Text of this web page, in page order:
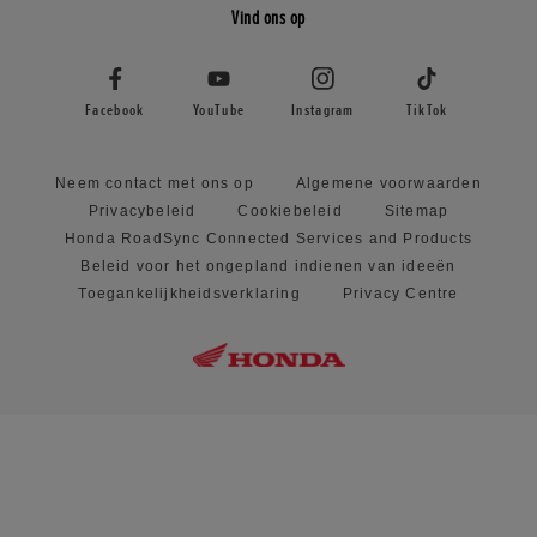
Vind ons op
Facebook YouTube Instagram TikTok
Neem contact met ons op
Algemene voorwaarden
Privacybeleid
Cookiebeleid
Sitemap
Honda RoadSync Connected Services and Products
Beleid voor het ongepland indienen van ideeën
Toegankelijkheidsverklaring
Privacy Centre